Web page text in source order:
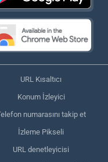
URL Kısaltıcı
Konum İzleyici
numarasını takip et
İzleme Pikseli
URL denetleyicisi